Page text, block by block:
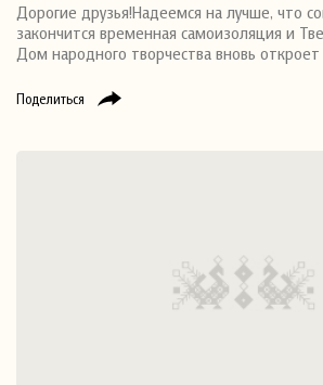
Поделиться
Дорогие друзья!Надеемся на лучше, что
закончится временная самоизоляция и
Дом народного творчества вновь